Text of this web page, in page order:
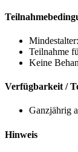
Teilnahme
Keine
Verfügbarkeit /
Ganzjährig
Hinweis